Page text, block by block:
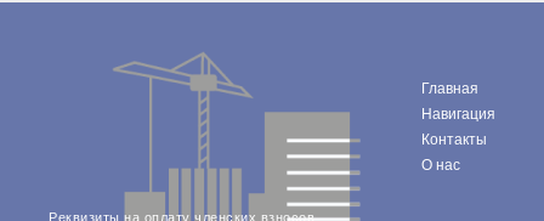
Реквизиты на оплату членских взносов
Главная
Навигация
Контакты
О нас